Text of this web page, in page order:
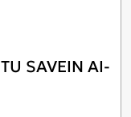
SAVEIN AI-